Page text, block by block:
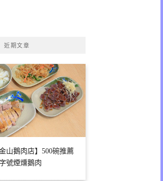
近期文章
山鵝肉店】500碗推薦
號煙燻鵝肉